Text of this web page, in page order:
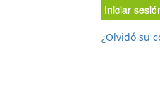
Iniciar
¿Olvidó su